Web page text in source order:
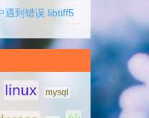
遇到错误 libtiff5
linux mysql